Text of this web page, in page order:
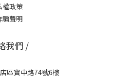
權政策
騙聲明
我們 /
區寶中路74號6樓